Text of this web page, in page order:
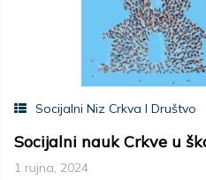
Socijalni Niz Crkva I Društvo
Socijalni nauk Crkve u
1 rujna, 2024